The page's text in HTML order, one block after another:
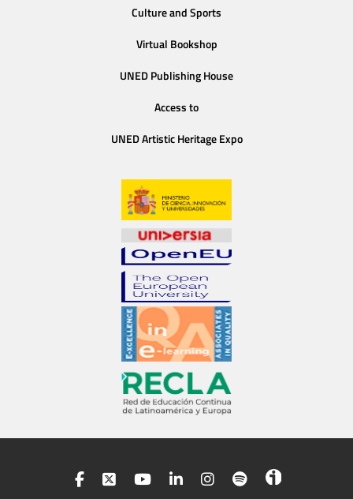
Culture and Sports
Virtual Bookshop
UNED Publishing House
Access to
UNED Artistic Heritage Expo